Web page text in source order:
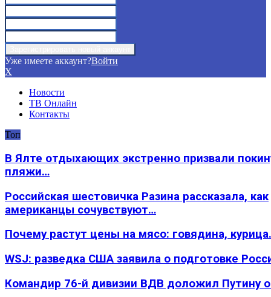
Уже имеете аккаунт?Войти
X
Новости
ТВ Онлайн
Контакты
Топ
В Ялте отдыхающих экстренно призвали
пляжи…
Российская шестовичка Разина рассказала, как
американцы сочувствуют…
Почему растут цены на мясо: говядина,
WSJ: разведка США заявила о подготовке
Командир 76-й дивизии ВДВ доложил Путину